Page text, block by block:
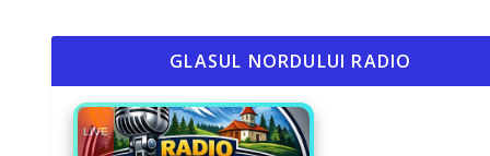
GLASUL NORDULUI RADIO
LIVE